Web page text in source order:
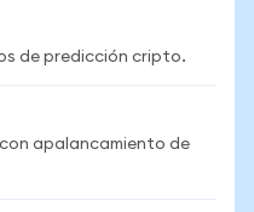
de predicción cripto.
apalancamiento de